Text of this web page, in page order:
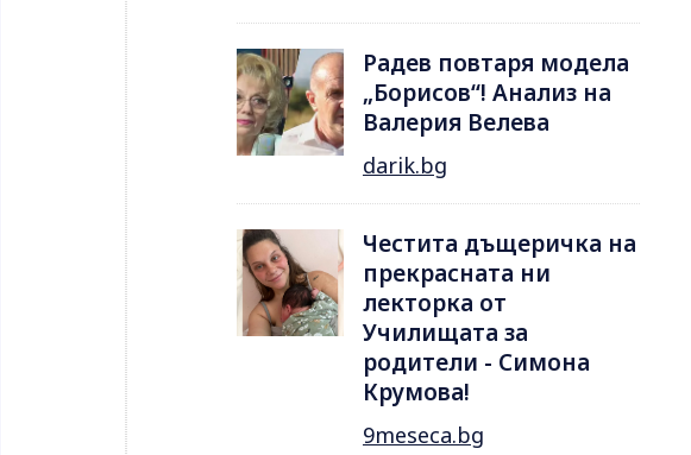
Радев повтаря модела
„Борисов“! Анализ на
Валерия Велева
darik.bg
Честита дъщеричка на
прекрасната ни
лекторка от
Училищата за
родители - Симона
Крумова!
9meseca.bg